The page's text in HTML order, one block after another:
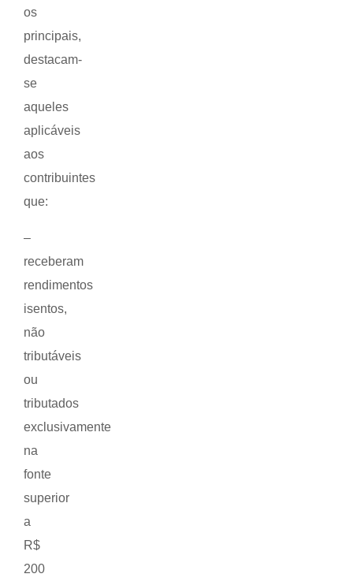
os
principais,
destacam-
se
aqueles
aplicáveis
aos
contribuintes
que:
–
receberam
rendimentos
isentos,
não
tributáveis
ou
tributados
exclusivamente
na
fonte
superior
a
R$
200